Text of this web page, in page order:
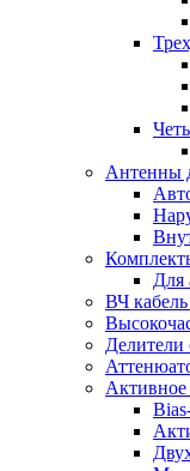
Антенны
Для
ВЧ
Делители